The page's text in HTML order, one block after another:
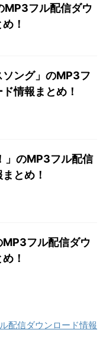
MP3フル配信ダウ
！
ング」のMP3フ
情報まとめ！
」のMP3フル配信
とめ！
フル配信ダウ
！
配信ダウンロード情報